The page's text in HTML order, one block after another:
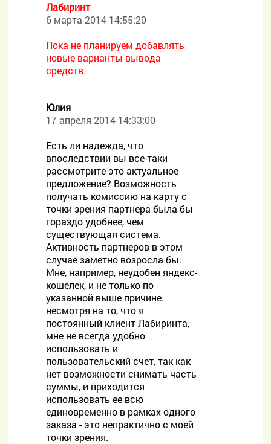
Лабиринт
6 марта 2014 14:55:20
Пока не планируем добавлять
новые варианты вывода
средств.
Юлия
17 апреля 2014 14:33:00
Есть ли надежда, что
впоследствии вы все-таки
рассмотрите это актуальное
предложение? Возможность
получать комиссию на карту с
точки зрения партнера была бы
гораздо удобнее, чем
существующая система.
Активность партнеров в этом
случае заметно возросла бы.
Мне, например, неудобен яндекс-
кошелек, и не только по
указанной выше причине.
несмотря на то, что я
постоянный клиент Лабиринта,
мне не всегда удобно
использовать и
пользовательский счет, так как
нет возможности снимать часть
суммы, и приходится
использовать ее всю
единовременно в рамках одного
заказа - это непрактично с моей
точки зрения.